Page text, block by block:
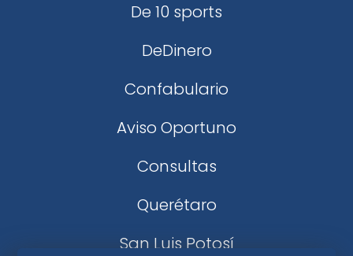
De 10 sports
DeDinero
Confabulario
Aviso Oportuno
Consultas
Querétaro
San Luis Potosí